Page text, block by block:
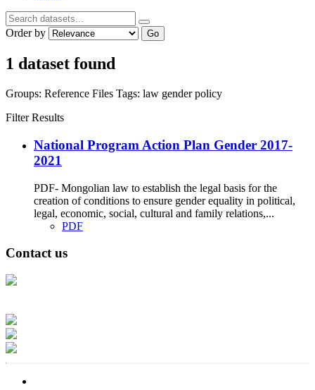
Order by Go
1 dataset found
Groups: Reference Files Tags: law genderpolicy
Filter Results
National Program Action Plan Gender 2017-
2021
PDF- Mongolian law to establish the legal basis for the
creation of conditions to ensure gender equality in political,
legal, economic, social, cultural and family relations,...
PDF
Contact us